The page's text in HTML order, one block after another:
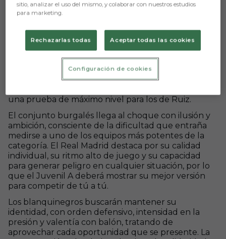
Aún no hay reacciones. ¡Sé el primero!
Real Madrid CF - BCF Juvenil A (sábado 24;
12:00; Ciudad Real Madrid)
El BCF Juvenil A afronta este fin de semana una de
las salidas más exigentes de la temporada al visitar al
una prueba de máximo nivel para los de Ruiz.
El conjunto burgalés llega al choque con ilusión y
ambición, consciente de la dificultad que entraña
medirse a uno de los equipos más potentes de la
categoría. El Real Madrid destaca por su calidad
individual, su ritmo alto de juego y su capacidad
para generar peligro en cualquier situación, por lo
que el Juvenil A deberá mostrar su mejor versión
para competir de tú a tú.
Los blanquinegros buscarán mantener su
identidad, con orden defensivo, intensidad en la
presión y valentía con balón, tratando de
aprovechar cada oportunidad que se presente. La
sitio, analizar el uso del mismo, y colaborar con nuestros estudios
para marketing.
Rechazarlas todas Aceptar todas las cookies
Configuración de cookies